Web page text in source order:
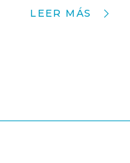
LEER MÁS